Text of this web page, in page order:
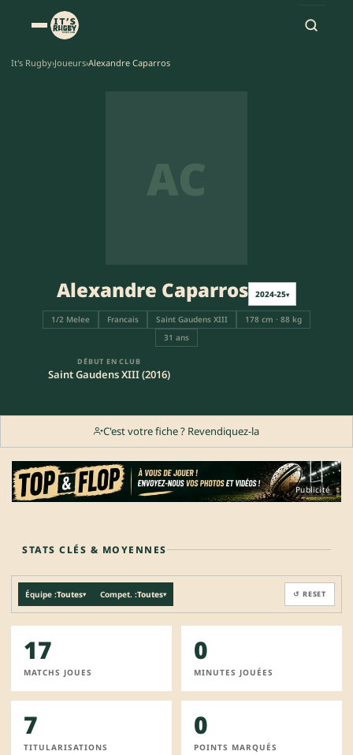
It's Rugby›Joueurs›Alexandre Caparros
AC
Alexandre Caparros 2024-25▾
1/2 Melee Francais Saint Gaudens XIII
178 cm · 88 kg
31 ans
DÉBUT EN CLUB
Saint Gaudens XIII (2016)
C'est votre fiche ? Revendiquez-la
Publicité
STATS CLÉS & MOYENNES
Équipe :Toutes▾ Compet. :Toutes▾ ↺ RESET
17
MATCHS JOUES
0
MINUTES JOUÉES
7
TITULARISATIONS
0
POINTS MARQUÉS